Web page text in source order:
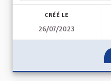
CRÉÉ LE
26/07/2023